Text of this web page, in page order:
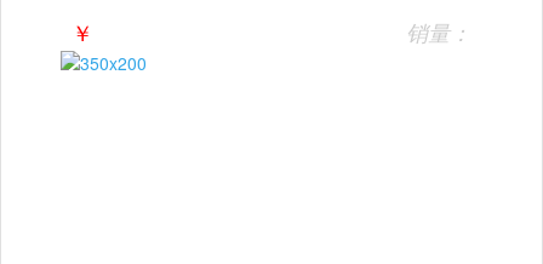
￥ 销量：